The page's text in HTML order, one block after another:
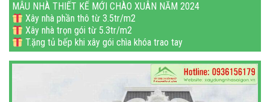
MẪU NHÀ THIẾT KẾ MỚI CHÀO XUÂN NĂM 2024
Xây nhà phần thô từ 3.5tr/m2
Xây nhà trọn gói từ 5.3tr/m2
T.ặng tủ bếp khi xây gói chìa khóa trao tay
Miễn_phí xin phép xây dựng
Mi